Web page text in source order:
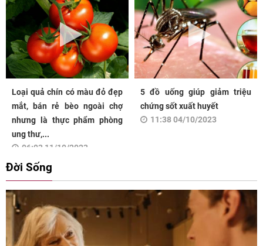
Loại quả chín có màu đỏ đẹp
mắt, bán rẻ bèo ngoài chợ
nhưng là thực phẩm phòng
ung thư,...
06:03 11/10/2023
5 đồ uống giúp giảm triệu
chứng sốt xuất huyết
11:38 04/10/2023
Đời Sống